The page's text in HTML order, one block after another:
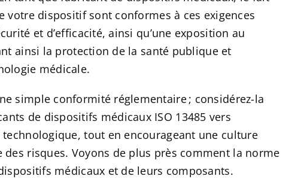
votre dispositif sont conformes à ces exigences
et d’efficacité, ainsi qu’une exposition au
ainsi la protection de la santé publique et
médicale.
simple conformité réglementaire ; considérez-la
de dispositifs médicaux ISO 13485 vers
tout en encourageant une culture
des risques. Voyons de plus près comment la norme
médicaux et de leurs composants.